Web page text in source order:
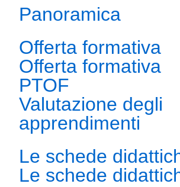
Panoramica
Offerta formativa
Offerta formativa
PTOF
Valutazione degli
apprendimenti
Le schede
Le schede